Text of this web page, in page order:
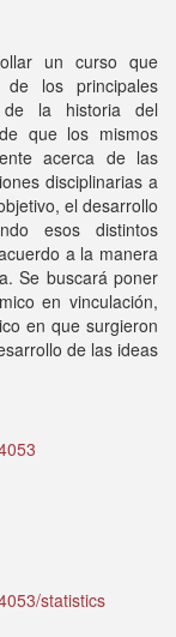
un curso que
los principales
de la historia del
que los mismos
acerca de las
disciplinarias a
el desarrollo
esos distintos
a la manera
Se buscará poner
en vinculación,
en que surgieron
de las ideas
statistics